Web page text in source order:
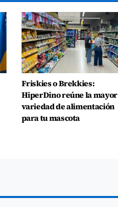
Friskies o Brekkies:
HiperDino reúne la mayor
variedad de alimentación
para tu mascota